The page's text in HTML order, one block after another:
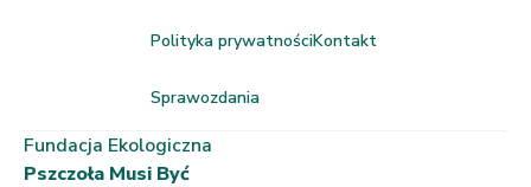
Polityka prywatności
Sprawozdania
Kontakt
Fundacja Ekologiczna
Pszczoła Musi Być